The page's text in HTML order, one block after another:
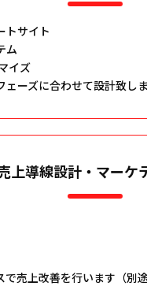
トサイト
ム
イズ
ェーズに合わせて設計致し
上導線設計・マーケ
で売上改善を行います（別途